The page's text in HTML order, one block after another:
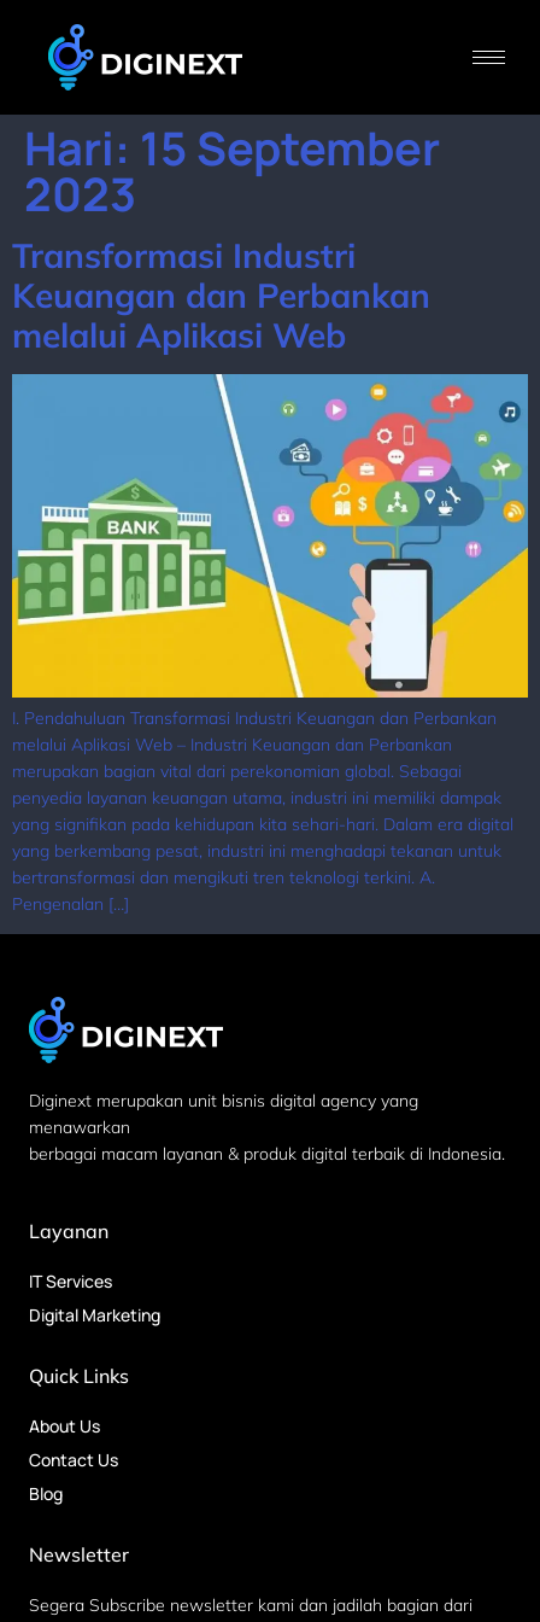
Hari: 15 September
2023
Transformasi Industri
Keuangan dan Perbankan
melalui Aplikasi Web
I. Pendahuluan Transformasi Industri Keuangan dan Perbankan
melalui Aplikasi Web – Industri Keuangan dan Perbankan
merupakan bagian vital dari perekonomian global. Sebagai
penyedia layanan keuangan utama, industri ini memiliki dampak
yang signifikan pada kehidupan kita sehari-hari. Dalam era digital
yang berkembang pesat, industri ini menghadapi tekanan untuk
bertransformasi dan mengikuti tren teknologi terkini. A.
Pengenalan […]
Diginext merupakan unit bisnis digital agency yang
menawarkan
berbagai macam layanan & produk digital terbaik di Indonesia.
Layanan
IT Services
Digital Marketing
Quick Links
About Us
Contact Us
Blog
Newsletter
Segera Subscribe newsletter kami dan jadilah bagian dari